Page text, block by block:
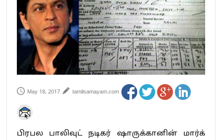
சிதம்பரம்
“ஜெயலலிதா அவர்களே என் ரோல் மாடல்” -பிரேமலதா விஜயகாந்த் பேட்டி
ராகுல் காந்தி கைது – தவெக தலைவர் விஜய் கண்டனம்
செத்து சாம்பல் ஆனாலும் தனித்துதான் போட்டி – சீமான்
பாகிஸ்தானின் அணு ஆயுத மிரட்டலுக்கு அஞ்சமாட்டோம் – இந்தியா
மத்திய ஆசிரியர் தகுதித் தேர்வு: பட்டதாரிகள் அக்.16 வரை விண்ணப்பிக்கலாம்
தமிழக சட்டப்பேரவையில் காலியிடங்கள் 6 ஆக உயர்வு
May 18, 2017 tamilsamayam.com
பிரபல பாலிவுட் நடிகர் ஷாருக்கானின் மார்க்